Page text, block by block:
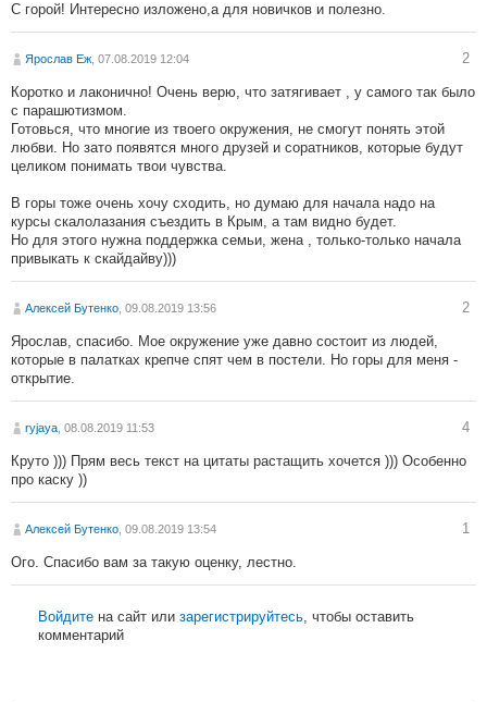
С горой! Интересно изложено,а для новичков и полезно.
Ярослав Еж , 07.08.2019 12:04 2
Коротко и лаконично! Очень верю, что затягивает , у самого так было
с парашютизмом.
Готовься, что многие из твоего окружения, не смогут понять этой
любви. Но зато появятся много друзей и соратников, которые будут
целиком понимать твои чувства.
В горы тоже очень хочу сходить, но думаю для начала надо на
курсы скалолазания съездить в Крым, а там видно будет.
Но для этого нужна поддержка семьи, жена , только-только начала
привыкать к скайдайву)))
Алексей Бутенко , 09.08.2019 13:56 2
Ярослав, спасибо. Мое окружение уже давно состоит из людей,
которые в палатках крепче спят чем в постели. Но горы для меня -
открытие.
ryjaya , 08.08.2019 11:53 4
Круто ))) Прям весь текст на цитаты растащить хочется ))) Особенно
про каску ))
Алексей Бутенко , 09.08.2019 13:54 1
Ого. Спасибо вам за такую оценку, лестно.
Войдите на сайт или зарегистрируйтесь, чтобы оставить
комментарий